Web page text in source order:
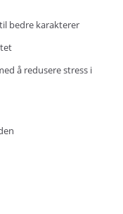
bedre karakterer
å redusere stress i